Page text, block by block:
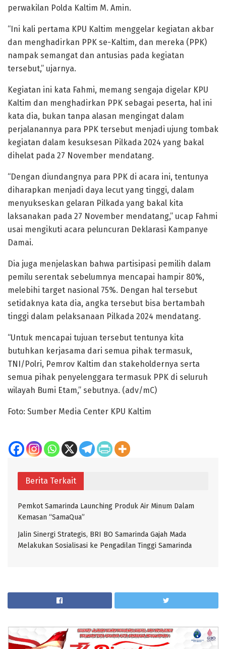
perwakilan Polda Kaltim M. Amin.
“Ini kali pertama KPU Kaltim menggelar kegiatan akbar
dan menghadirkan PPK se-Kaltim, dan mereka (PPK)
nampak semangat dan antusias pada kegiatan
tersebut,” ujarnya.
Kegiatan ini kata Fahmi, memang sengaja digelar KPU
Kaltim dan menghadirkan PPK sebagai peserta, hal ini
kata dia, bukan tanpa alasan mengingat dalam
perjalanannya para PPK tersebut menjadi ujung tombak
kegiatan dalam kesuksesan Pilkada 2024 yang bakal
dihelat pada 27 November mendatang.
“Dengan diundangnya para PPK di acara ini, tentunya
diharapkan menjadi daya lecut yang tinggi, dalam
menyukseskan gelaran Pilkada yang bakal kita
laksanakan pada 27 November mendatang,” ucap Fahmi
usai mengikuti acara peluncuran Deklarasi Kampanye
Damai.
Dia juga menjelaskan bahwa partisipasi pemilih dalam
pemilu serentak sebelumnya mencapai hampir 80%,
melebihi target nasional 75%. Dengan hal tersebut
setidaknya kata dia, angka tersebut bisa bertambah
tinggi dalam pelaksanaan Pilkada 2024 mendatang.
“Untuk mencapai tujuan tersebut tentunya kita
butuhkan kerjasama dari semua pihak termasuk,
TNI/Polri, Pemrov Kaltim dan stakeholdernya serta
semua pihak penyelenggara termasuk PPK di seluruh
wilayah Bumi Etam,” sebutnya. (adv/mC)
Foto: Sumber Media Center KPU Kaltim
Berita Terkait
Pemkot Samarinda Launching Produk Air Minum Dalam
Kemasan “SamaQua”
Jalin Sinergi Strategis, BRI BO Samarinda Gajah Mada
Melakukan Sosialisasi ke Pengadilan Tinggi Samarinda